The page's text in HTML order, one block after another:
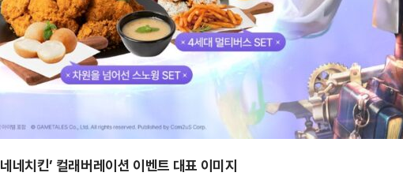
네네치킨’ 컬래버레이션 이벤트 대표 이미지